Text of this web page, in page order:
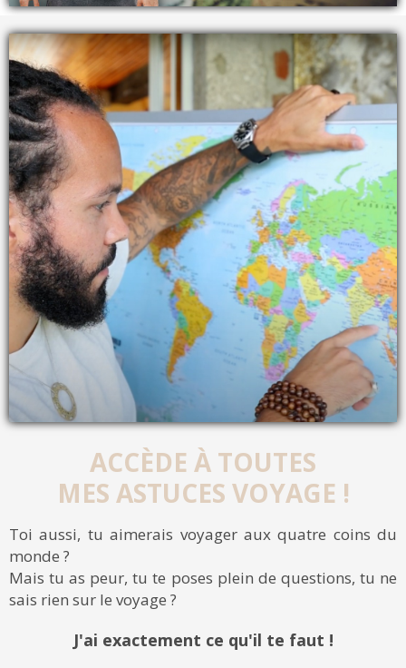
ACCÈDE À TOUTES
MES ASTUCES VOYAGE !
Toi aussi, tu aimerais voyager aux quatre coins du
monde ?
Mais tu as peur, tu te poses plein de questions, tu ne
sais rien sur le voyage ?
J'ai exactement ce qu'il te faut !